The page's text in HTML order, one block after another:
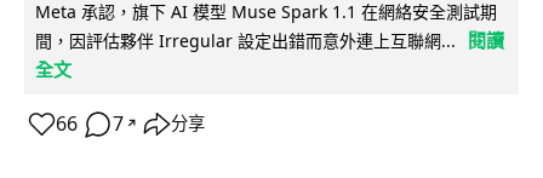
Meta 承認，旗下 AI 模型 Muse Spark 1.1 在網絡安全測試期
間，因評估夥伴 Irregular 設定出錯而意外連上互聯網...
閱讀
全文
66 7 ↗ 分享